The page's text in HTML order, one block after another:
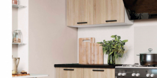
мебель
Мебель
гостиную
Мебель
для
прихожей
Столы
Комоды